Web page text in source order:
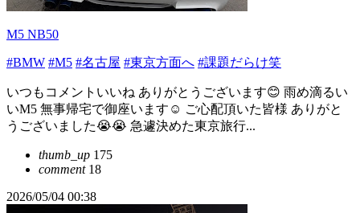
M5 NB50
#BMW #M5 #名古屋 #東京方面へ #課題だらけ笑
いつもコメントいいね ありがとうございます😊 雨め滴るい
いM5 無事帰宅で御座います☺️ ご心配頂いた皆様 ありがと
うございました😭😭 急遽決めた東京旅行...
thumb_up 175
comment18
2026/05/04 00:38